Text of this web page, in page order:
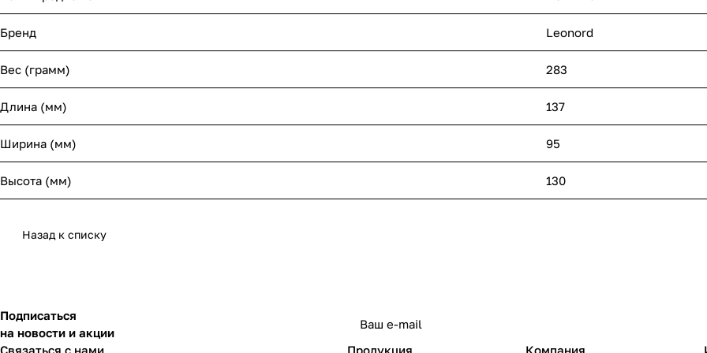
Бренд Leonord
Вес (грамм) 283
Длина (мм) 137
Ширина (мм) 95
Высота (мм) 130
Назад к списку
Подписаться
на новости и акции
Связаться с нами Продукция Компания